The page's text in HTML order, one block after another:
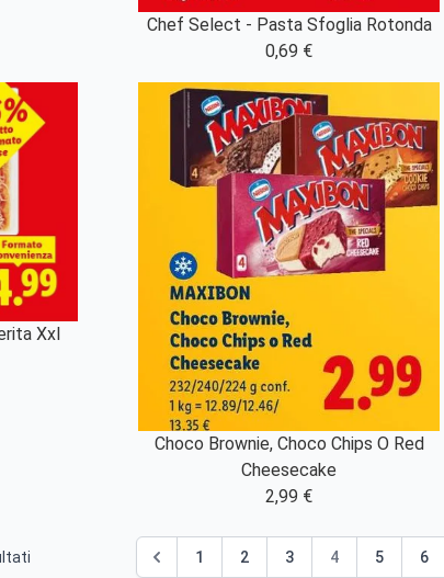
Chef Select - Pasta Sfoglia Rotonda
0,69 €
Xxl
Choco Brownie, Choco Chips O Red
Cheesecake
2,99 €
1 2 3 4 5 6